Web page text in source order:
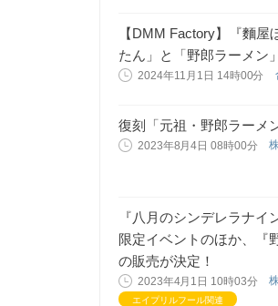
【DMM Factory】『麵
たん」と「野郎ラーメン
2024年11月1日 14時00分
復刻「元祖・野郎ラーメ
2023年8月4日 08時00分
『八月のシンデレラナ
限定イベントのほか、『
の販売が決定！
2023年4月1日 10時03分
エイプリルフール関連